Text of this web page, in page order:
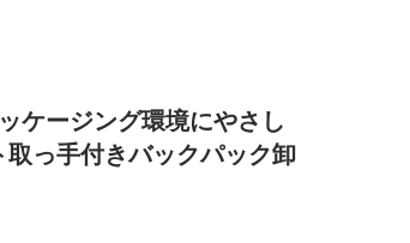
ケージング環境にやさし
っ手付きバックパック卸